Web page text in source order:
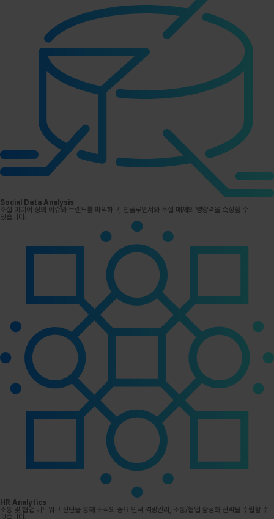
Social Data Analysis
소셜 미디어 상의 이슈와 트렌드를 파악하고, 인플루언서와 소셜 매체의 영향력을 측정할 수
있습니다.
HR Analytics
소통 및 협업 네트워크 진단을 통해 조직의 중요 인적 역량관리, 소통/협업 활성화 전략을 수립할 수